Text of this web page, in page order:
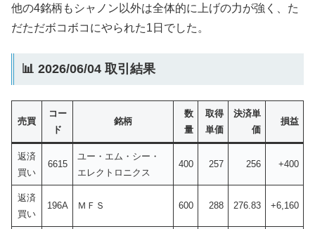
他の4銘柄もシャノン以外は全体的に上げの力が強く、た
だただボコボコにやられた1日でした。
📊 2026/06/04 取引結果
売買
コー
ド
銘柄
数
量
取得
単価
決済単
価
損益
返済
買い
6615
ユー・エム・シー・
エレクトロニクス
400 257 256 +400
返済
買い
196A ＭＦＳ 600 288 276.83 +6,160